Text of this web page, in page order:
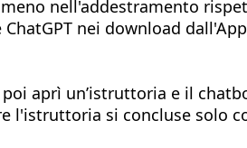
nell'addestramento
nei download
aprì un’istruttoria e il
l'istruttoria si concluse solo